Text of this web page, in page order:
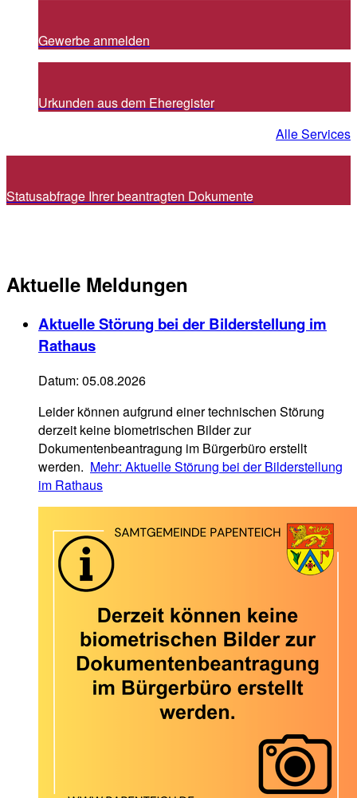
Gewerbe anmelden
Urkunden aus dem Eheregister
Alle Services
Statusabfrage Ihrer beantragten Dokumente
Aktuelle Meldungen
Aktuelle Störung bei der Bilderstellung im
Rathaus
Datum: 05.08.2026
Leider können aufgrund einer technischen Störung
derzeit keine biometrischen Bilder zur
Dokumentenbeantragung im Bürgerbüro erstellt
werden. Mehr: Aktuelle Störung bei der Bilderstellung
im Rathaus